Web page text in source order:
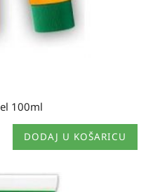
100ml
DODAJ U KOŠARICU